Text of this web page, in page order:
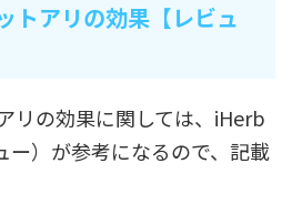
トアリの効果【レビュ
リの効果に関しては、iHerb
ー）が参考になるので、記載